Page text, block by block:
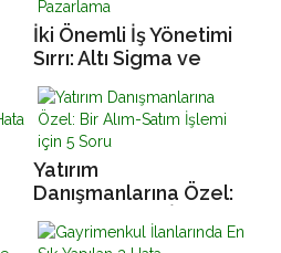
İki Önemli İş Yönetimi
Sırrı: Altı Sigma ve
Birebir Pazarlama
Yatırım
Danışmanlarına Özel:
Bir Alım-Satım İşlemi
için 5 Soru